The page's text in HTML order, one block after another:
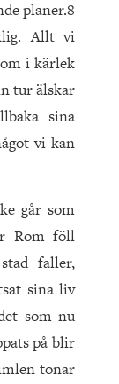
planer.8
Allt vi
i kärlek
tur älskar
sina
vi kan
går som
Rom föll
faller,
sina liv
som nu
på blir
tonar